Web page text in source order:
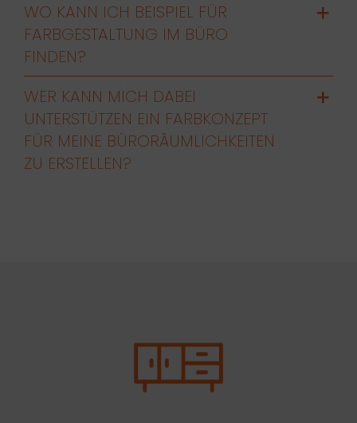
WO KANN ICH BEISPIEL FÜR
FARBGESTALTUNG IM BÜRO
FINDEN?
WER KANN MICH DABEI
UNTERSTÜTZEN EIN FARBKONZEPT
FÜR MEINE BÜRORÄUMLICHKEITEN
ZU ERSTELLEN?